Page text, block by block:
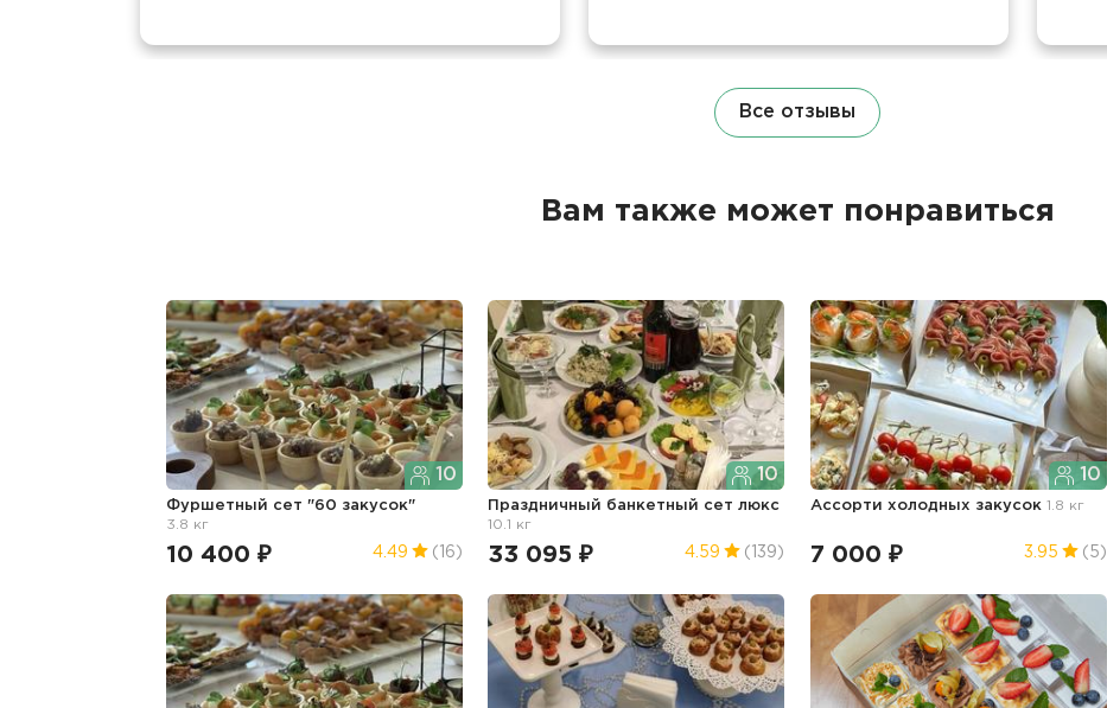
Все отзывы
Вам также может понравиться
10
Фуршетный сет "60 закусок"
3.8 кг
10 400 ₽ 4.49 (16)
10
Праздничный банкетный сет люкс
10.1 кг
33 095 ₽ 4.59 (139)
10
Ассорти холодных закусок 1.8 кг
7 000 ₽ 3.95 (5)